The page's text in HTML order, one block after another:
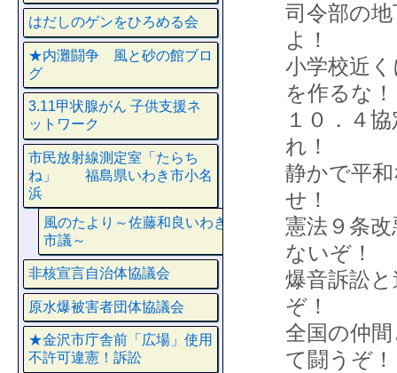
司令部
よ！
小学校近
を作るな！
１０．
れ！
静かで平
せ！
憲法９
ないぞ！
爆音訴訟
ぞ！
全国の仲
て闘うぞ！
はだしのゲンをひろめる会
★内灘闘争 風と砂の館ブロ
グ
3.11甲状腺がん 子供支援ネ
ットワーク
市民放射線測定室「たらち
ね」 福島県いわき市小名
浜
風のたより～佐藤和良いわき
市議～
非核宣言自治体協議会
原水爆被害者団体協議会
★金沢市庁舎前「広場」使用
不許可違憲！訴訟